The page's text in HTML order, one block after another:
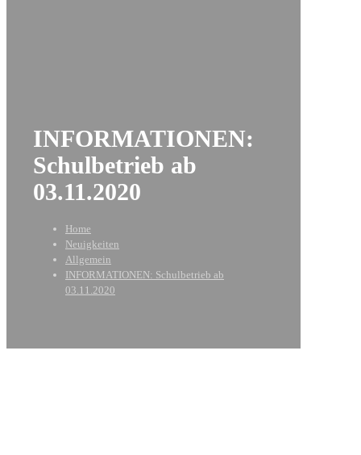
INFORMATIONEN:
Schulbetrieb ab
03.11.2020
Home
Neuigkeiten
Allgemein
INFORMATIONEN: Schulbetrieb ab
03.11.2020